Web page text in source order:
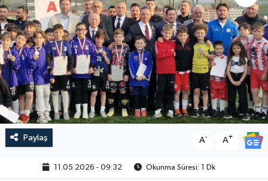
Paylaş A- A+
11.05.2026 - 09:32 Okunma Süresi: 1 Dk